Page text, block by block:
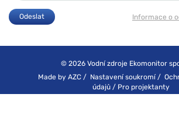
Odeslat Informace o
© 2026 Vodní zdroje Ekomonitor
Made by AZC / Nastavení soukromí/
údajů / Pro projektanty